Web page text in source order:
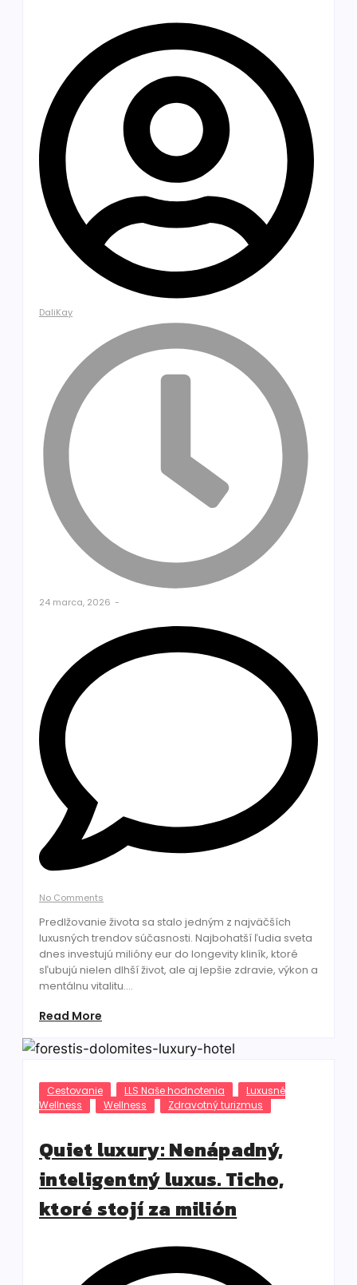
DaliKay
24 marca, 2026 -
No Comments
Predlžovanie života sa stalo jedným z najväčších
luxusných trendov súčasnosti. Najbohatší ľudia sveta
dnes investujú milióny eur do longevity kliník, ktoré
sľubujú nielen dlhší život, ale aj lepšie zdravie, výkon a
mentálnu vitalitu....
Read More
Cestovanie LLS Naše hodnotenia
Luxusné
Wellness
Wellness Zdravotný turizmus
Quiet luxury: Nenápadný,
inteligentný luxus. Ticho,
ktoré stojí za milión